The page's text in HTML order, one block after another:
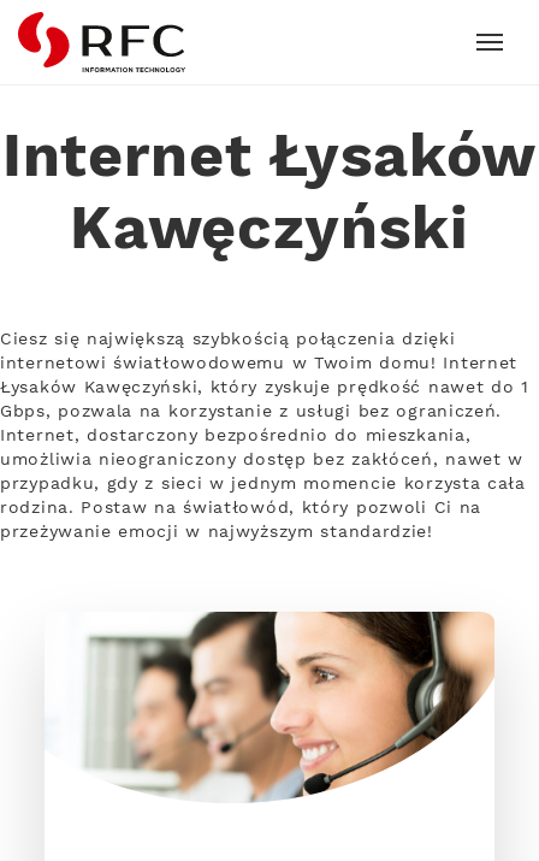
RFC
Internet Łysaków
Kawęczyński
Ciesz się największą szybkością połączenia dzięki
internetowi światłowodowemu w Twoim domu! Internet
Łysaków Kawęczyński, który zyskuje prędkość nawet do 1
Gbps, pozwala na korzystanie z usługi bez ograniczeń.
Internet, dostarczony bezpośrednio do mieszkania,
umożliwia nieograniczony dostęp bez zakłóceń, nawet w
przypadku, gdy z sieci w jednym momencie korzysta cała
rodzina. Postaw na światłowód, który pozwoli Ci na
przeżywanie emocji w najwyższym standardzie!